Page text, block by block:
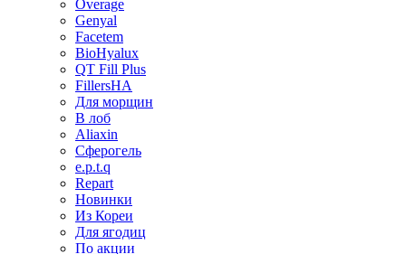
Overage
Genyal
Facetem
BioHyalux
QT Fill Plus
FillersHA
Для морщин
В лоб
Aliaxin
Сферогель
e.p.t.q
Repart
Новинки
Из Кореи
Для ягодиц
По акции